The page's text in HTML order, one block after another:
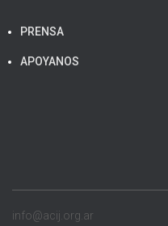
PRENSA
APOYANOS
info@acij.org.ar